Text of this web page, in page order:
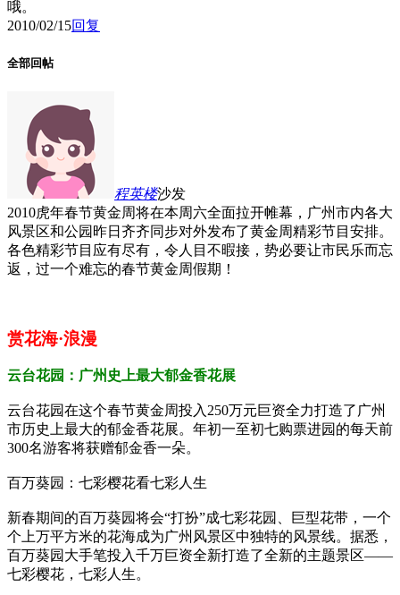
哦。
2010/02/15回复
全部回帖
程英楼沙发
2010虎年春节黄金周将在本周六全面拉开帷幕，广州市内各大
风景区和公园昨日齐齐同步对外发布了黄金周精彩节目安排。
各色精彩节目应有尽有，令人目不暇接，势必要让市民乐而忘
返，过一个难忘的春节黄金周假期！
赏花海·浪漫
云台花园：广州史上最大郁金香花展
云台花园在这个春节黄金周投入250万元巨资全力打造了广州
市历史上最大的郁金香花展。年初一至初七购票进园的每天前
300名游客将获赠郁金香一朵。
百万葵园：七彩樱花看七彩人生
新春期间的百万葵园将会“打扮”成七彩花园、巨型花带，一个
个上万平方米的花海成为广州风景区中独特的风景线。据悉，
百万葵园大手笔投入千万巨资全新打造了全新的主题景区——
七彩樱花，七彩人生。